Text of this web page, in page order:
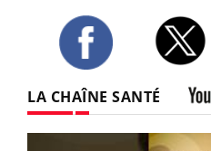
LA CHAÎNE SANTÉ